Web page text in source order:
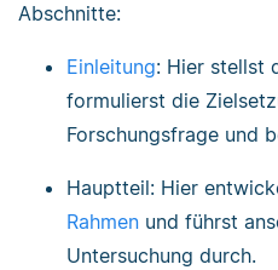
Abschnitte:
Einleitung: Hier stellst
formulierst die
Forschungsfrage und
Hauptteil: Hier
Rahmen und führst
Untersuchung durch.